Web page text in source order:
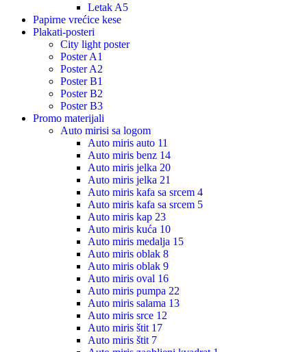
Letak A5
Papirne vrećice kese
Plakati-posteri
City light poster
Poster A1
Poster A2
Poster B1
Poster B2
Poster B3
Promo materijali
Auto mirisi sa logom
Auto miris auto 11
Auto miris benz 14
Auto miris jelka 20
Auto miris jelka 21
Auto miris kafa sa srcem 4
Auto miris kafa sa srcem 5
Auto miris kap 23
Auto miris kuća 10
Auto miris medalja 15
Auto miris oblak 8
Auto miris oblak 9
Auto miris oval 16
Auto miris pumpa 22
Auto miris salama 13
Auto miris srce 12
Auto miris štit 17
Auto miris štit 7